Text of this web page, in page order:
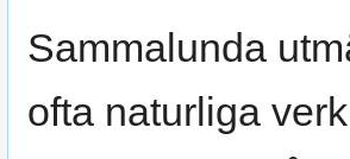
Sammalunda
ofta naturliga